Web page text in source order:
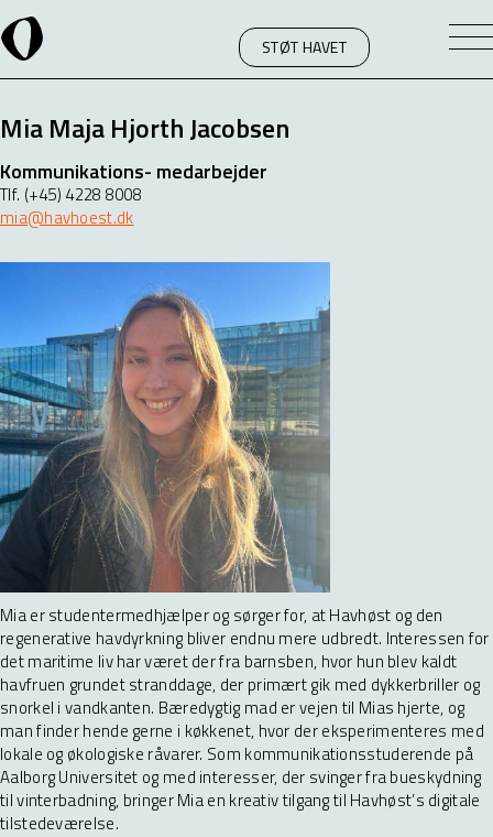
STØT HAVET
Mia Maja Hjorth Jacobsen
Kommunikations- medarbejder
Tlf. (+45) 4228 8008
mia@havhoest.dk
Mia er studentermedhjælper og sørger for, at Havhøst og den
regenerative havdyrkning bliver endnu mere udbredt. Interessen for
det maritime liv har været der fra barnsben, hvor hun blev kaldt
havfruen grundet stranddage, der primært gik med dykkerbriller og
snorkel i vandkanten. Bæredygtig mad er vejen til Mias hjerte, og
man finder hende gerne i køkkenet, hvor der eksperimenteres med
lokale og økologiske råvarer. Som kommunikationsstuderende på
Aalborg Universitet og med interesser, der svinger fra bueskydning
til vinterbadning, bringer Mia en kreativ tilgang til Havhøst’s digitale
tilstedeværelse.